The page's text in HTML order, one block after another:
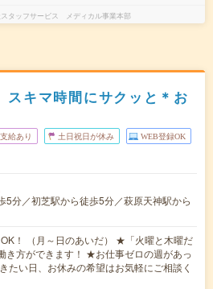
タッフサービス メディカル事業本部
スキマ時間にサクッと＊お
給あり 土日祝日が休み WEB登録OK
5分／初芝駅から徒歩5分／萩原天神駅から
！ （月～日のあいだ） ★「火曜と木曜だ
き方ができます！ ★お仕事ゼロの週があっ
たい日、お休みの希望はお気軽にご相談く